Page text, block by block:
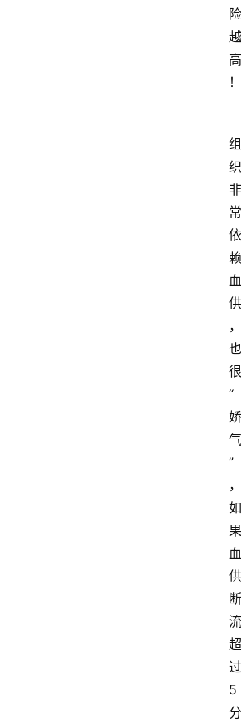
险
越
高
！
组
织
非
常
依
赖
血
供
，
也
很
“
娇
气
”
，
如
果
血
供
断
流
超
过
5
分